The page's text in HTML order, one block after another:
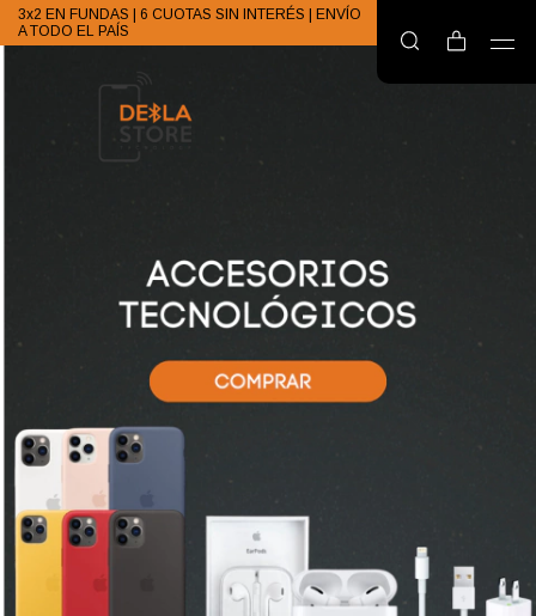
3x2 EN FUNDAS | 6 CUOTAS SIN INTERÉS | ENVÍO
A TODO EL PAÍS